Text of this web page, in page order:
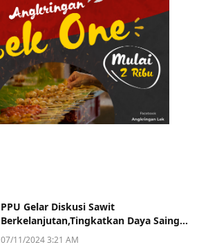
PPU Gelar Diskusi Sawit
Berkelanjutan,Tingkatkan Daya Saing
dan Kualitas
07/11/2024 3:21 AM